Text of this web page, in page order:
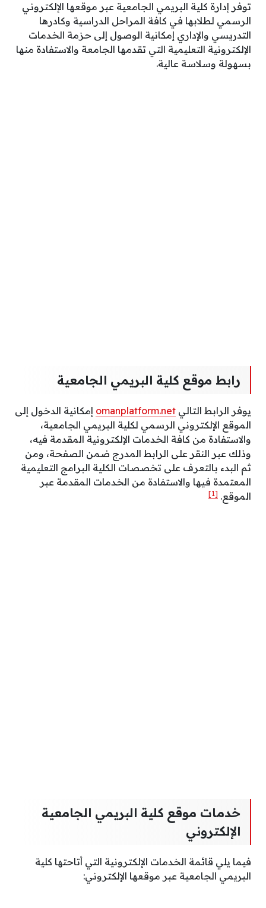
توفر إدارة كلية البريمي الجامعية عبر موقعها الإلكتروني
الرسمي لطلابها في كافة المراحل الدراسية وكادرها
التدريسي والإداري إمكانية الوصول إلى حزمة الخدمات
الإلكترونية التعليمية التي تقدمها الجامعة والاستفادة منها
بسهولة وسلاسة عالية.
رابط موقع كلية البريمي الجامعية
يوفر الرابط التالي omanplatform.net إمكانية الدخول إلى
الموقع الإلكتروني الرسمي لكلية البريمي الجامعية،
والاستفادة من كافة الخدمات الإلكترونية المقدمة فيه،
وذلك عبر النقر على الرابط المدرج ضمن الصفحة، ومن
ثم البدء بالتعرف على تخصصات الكلية البرامج التعليمية
المعتمدة فيها والاستفادة من الخدمات المقدمة عبر
الموقع. [1]
خدمات موقع كلية البريمي الجامعية
الإلكتروني
فيما يلي قائمة الخدمات الإلكترونية التي أتاحتها كلية
البريمي الجامعية عبر موقعها الإلكتروني: